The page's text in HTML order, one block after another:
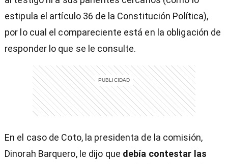
estipula el artículo 36 de la Constitución Política),
por lo cual el compareciente está en la obligación de
responder lo que se le consulte.
En el caso de Coto, la presidenta de la comisión,
Dinorah Barquero, le dijo que debía contestar las